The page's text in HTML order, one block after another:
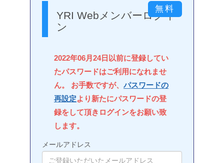
YRI Webメンバーログイ
ン
2022年06月24日以前に登録してい
たパスワードはご利用になれませ
ん。 お手数ですが、 パスワードの
再設定より新たにパスワードの登
録をして頂きログインをお願い致
します。
メールアドレス